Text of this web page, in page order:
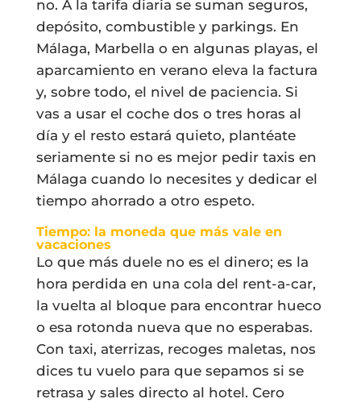
no. A la tarifa diaria se suman seguros,
depósito, combustible y parkings. En
Málaga, Marbella o en algunas playas, el
aparcamiento en verano eleva la factura
y, sobre todo, el nivel de paciencia. Si
vas a usar el coche dos o tres horas al
día y el resto estará quieto, plantéate
seriamente si no es mejor pedir taxis en
Málaga cuando lo necesites y dedicar el
tiempo ahorrado a otro espeto.
Tiempo: la moneda que más vale en
vacaciones
Lo que más duele no es el dinero; es la
hora perdida en una cola del rent-a-car,
la vuelta al bloque para encontrar hueco
o esa rotonda nueva que no esperabas.
Con taxi, aterrizas, recoges maletas, nos
dices tu vuelo para que sepamos si se
retrasa y sales directo al hotel. Cero